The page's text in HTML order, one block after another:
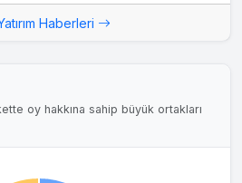
Haberleri
oy hakkına sahip büyük ortakları